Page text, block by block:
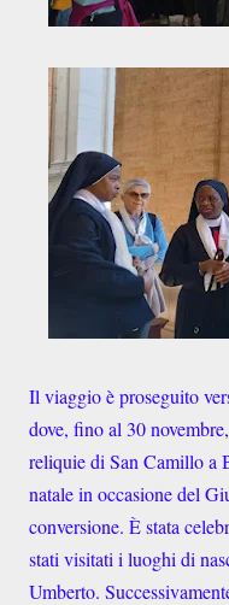
Il viaggio è proseguito
dove, fino al 30
reliquie di San Camillo a
natale in occasione del
conversione. È stata
stati visitati i luoghi di
Umberto.